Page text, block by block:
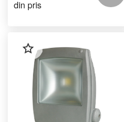
din pris